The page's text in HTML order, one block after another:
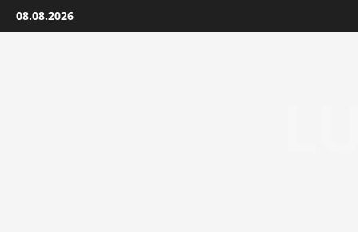
Перейти
до
08.08.2026